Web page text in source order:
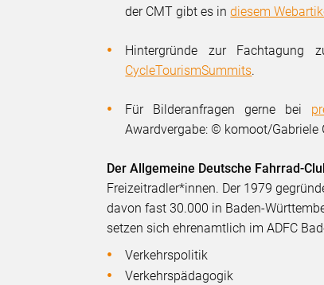
der CMT gibt es indiesem
Hintergründe zur
CycleTourismSummits.
Für Bilderanfragen gerne bei
Awardvergabe: © komoot/Gabriele
Der Allgemeine Deutsche Fahrrad-
Freizeitradler*innen. Der 1979
davon fast 30.000 in Baden-
setzen sich ehrenamtlich im ADFC
Verkehrspolitik
Verkehrspädagogik